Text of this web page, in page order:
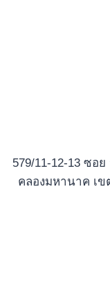
579/11-12-13 ซอ
คลองมหานาค เ